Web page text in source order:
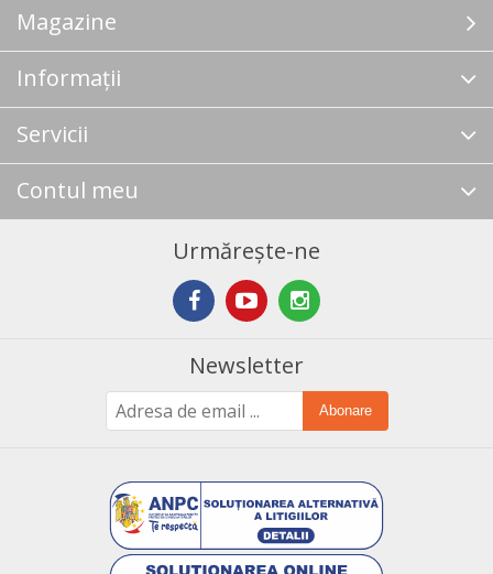
Magazine
Informații
Servicii
Contul meu
Urmărește-ne
Newsletter
Abonare